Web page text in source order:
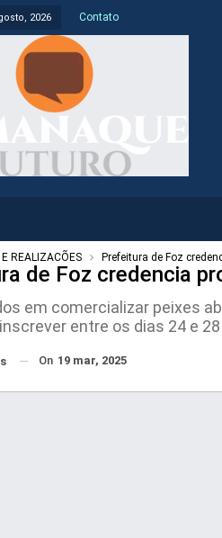
2026 Contato
REALIZAÇÕES Prefeitura de Foz
de Foz credencia
em comercializar peixes
entre os dias 24 e
On 19 mar, 2025